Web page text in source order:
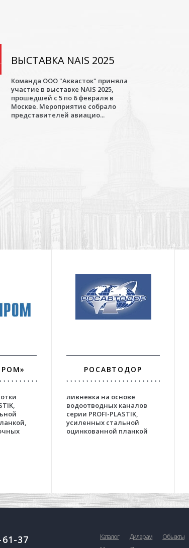
ВЫСТАВКА NAIS 2025
Команда ООО "Аквасток" приняла
участие в выставке NAIS 2025,
прошедшей с 5 по 6 февраля в
Москве. Мероприятие собрало
представителей авиацио...
РОСАВТОДОР
ливневка на основе
водоотводных каналов
серии PROFI-PLASTIK,
усиленных стальной
оцинкованной планкой
37
Каталог Дилерам
Обьекты